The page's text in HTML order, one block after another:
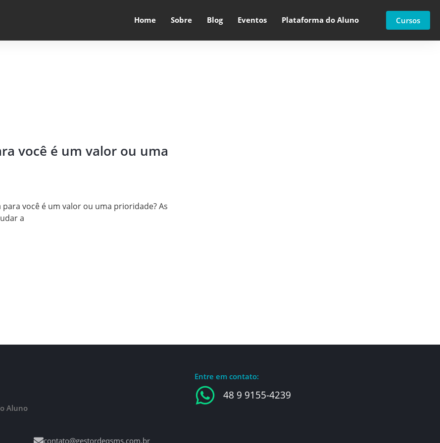
Home Sobre Blog Eventos Plataforma do Aluno Cursos
você é um valor ou uma
você é um valor ou uma prioridade? As
a
Aluno
Entre em contato:
48 9 9155-4239
contato@gestordeqsms.com.br